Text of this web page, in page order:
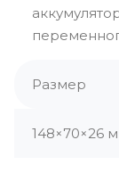
Размер
148×70×26